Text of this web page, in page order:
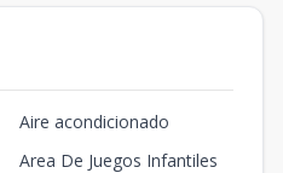
Aire acondicionado
Area De Juegos Infantiles